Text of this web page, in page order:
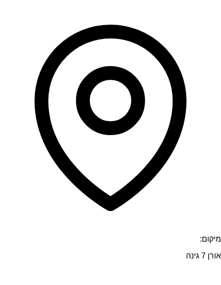
מיקום:
אורן 7 גינה